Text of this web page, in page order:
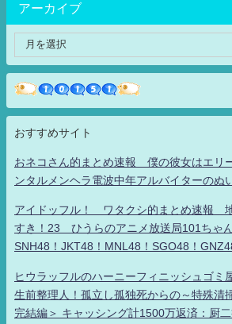
アーカイブ
おすすめサイト
おネコさん的まとめ速報 僕の彼女はエリ
ンタルメンヘラ電波中年アルバイターのぬ
アイドッフル！ ワタクシ的まとめ速報
すき！23 ひうらのアニメ放送局101ちゃ
SNH48！JKT48！MNL48！SGO48！
ヒウラッフルのハーニーフィニッシュゴミ
生前整理人！孤立し孤独死からの～特殊清
完結編＞ キャッシング計1500万返済：厨